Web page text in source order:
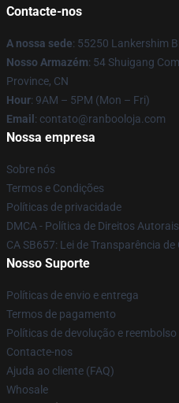
Contacte-nos
A nossa sede: 55250 Lankershim
Nosso Armazém: 54 Shuigang
Province, CN
Hour: 9AM – 5PM (Mon – Fri)
Email : contato@ranbooloja.com
Nossa empresa
Sobre nós
Termos e Condições
Políticas de privacidade
DMCA - Política de Direitos Autorais
CA SB657: Lei de Transparência
Nosso Suporte
Políticas de envio e entrega
Termos de pagamento
Políticas de devolução e reembolso
Contacte-nos
Ajuda ao cliente (FAQ)
Whosale